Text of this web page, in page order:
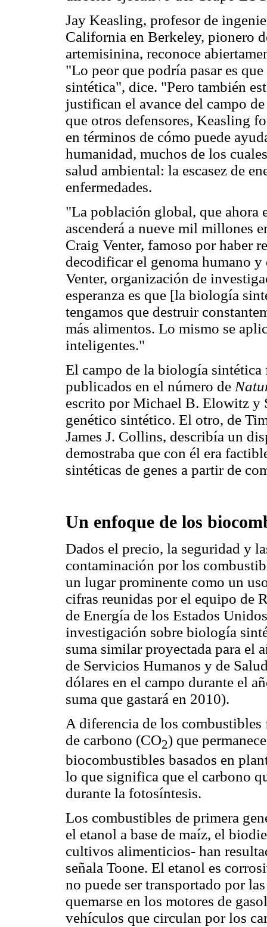
Jay Keasling, profesor de
California en Berkeley, pionero
artemisinina, reconoce
"Lo peor que podría pasar es
sintética", dice. "Pero también
justifican el avance del campo
que otros defensores, Keasling
en términos de cómo puede
humanidad, muchos de los
salud ambiental: la escasez de
enfermedades.
"La población global, que ahora
ascenderá a nueve mil millones
Craig Venter, famoso por haber
decodificar el genoma humano
Venter, organización de
esperanza es que [la biología
tengamos que destruir
más alimentos. Lo mismo se
inteligentes."
El campo de la biología
publicados en el número de
escrito por Michael B. Elowitz y
genético sintético. El otro, de
James J. Collins, describía un
demostraba que con él era
sintéticas de genes a partir de
Un enfoque de los
Dados el precio, la seguridad y
contaminación por los
un lugar prominente como un
cifras reunidas por el equipo de
de Energía de los Estados
investigación sobre biología
suma similar proyectada para el
de Servicios Humanos y de
dólares en el campo durante el
suma que gastará en 2010).
A diferencia de los
de carbono (CO2) que
biocombustibles basados en
lo que significa que el carbono
durante la fotosíntesis.
Los combustibles de primera
el etanol a base de maíz, el
cultivos alimenticios- han
señala Toone. El etanol es
no puede ser transportado por
quemarse en los motores de
vehículos que circulan por los